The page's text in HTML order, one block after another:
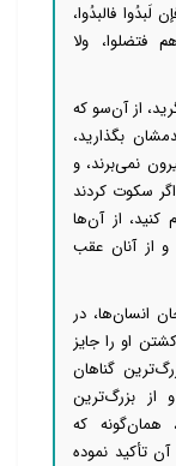
فالبدُوا،
فتضلوا، ولا
از آن‌سو که
بگذارید،
نمی‌برند، و
سکوت کردند
کنید، از آن‌ها
از آنان عقب
انسان‌ها، در
او را جایز
گناهان
از بزرگ‌ترین
که
تأکید نموده